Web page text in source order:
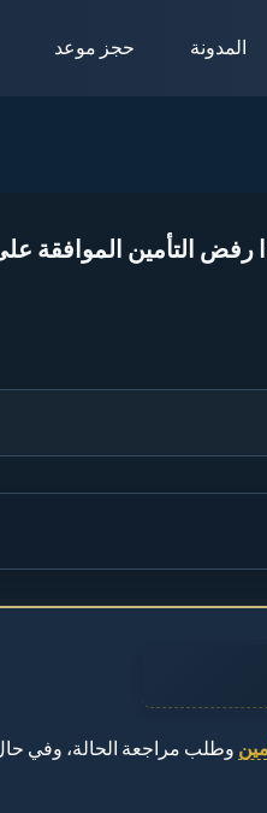
المدونة حجز موعد
رفض التأمين الموافقة
وطلب مراجعة الحالة، وفي